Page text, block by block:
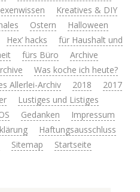
Kreatives & DIY
Ostern
Halloween
Hex’ hacks
für Haushalt und
fürs Büro
Archive
Was koche ich heute?
Allerlei-Archiv 2018
2017
Lustiges und Listiges
Gedanken
Impressum
Haftungsausschluss
Sitemap Startseite